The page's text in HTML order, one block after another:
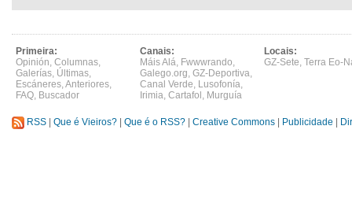
Primeira:
Opinión, Columnas,
Galerías, Últimas,
Escáneres,Anteriores,
FAQ, Buscador
Canais:
Máis Alá, Fwwwrando,
Galego.org, GZ-Deportiva,
Canal Verde, Lusofonía,
Irimia, Cartafol , Murguía
Locais:
GZ-Sete, Terra Eo-
RSS Que é Vieiros? Que é o RSS? Creative Commons Publicidade